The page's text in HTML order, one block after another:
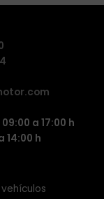
e t
a 17:00 h
14:00 h